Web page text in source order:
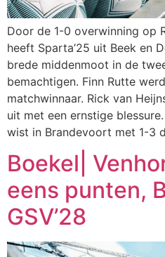
Door de 1-0 overwinning op
heeft Sparta’25 uit Beek en
brede middenmoot in de
bemachtigen. Finn Rutte
matchwinnaar. Rick van
uit met een ernstige
wist in Brandevoort met 1-3
Boekel|
eens punten,
GSV’28